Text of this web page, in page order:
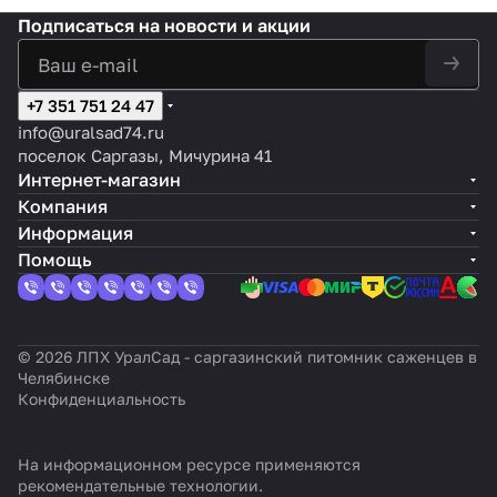
Подписаться на новости и акции
+7 351 751 24 47
info@uralsad74.ru
поселок Саргазы, Мичурина 41
Интернет-магазин
Компания
Информация
Помощь
© 2026 ЛПХ УралСад - саргазинский питомник саженцев в
Челябинске
Конфиденциальность
На информационном ресурсе применяются
рекомендательные технологии.